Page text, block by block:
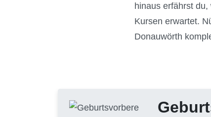
hinaus erfährst
Kursen erwartet.
Donauwörth